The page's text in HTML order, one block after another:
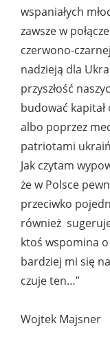
wspaniałych
zawsze w
czerwono-
nadzieją dla
przyszłość
budować
albo poprzez
patriotami
Jak czytam
że w Polsce
przeciwko
również
ktoś wspomina o
bardziej mi się
czuje ten…”
Wojtek Majsner